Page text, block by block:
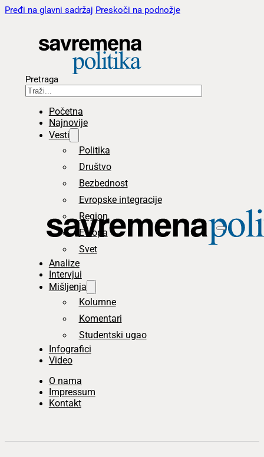
Pređi na glavni sadržaj Preskoči na podnožje
Pretraga
Početna
Najnovije
Vesti
Politika
Društvo
Bezbednost
Evropske integracije
Region
Evropa
Svet
Analize
Intervjui
Mišljenja
Kolumne
Komentari
Studentski ugao
Infografici
Video
O nama
Impressum
Kontakt